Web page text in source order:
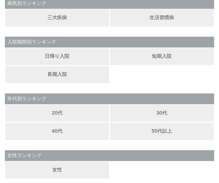
病気別ランキング
三大疾病 生活習慣病
入院期間別ランキング
日帰り入院 短期入院
長期入院
年代別ランキング
20代 30代
40代 50代以上
女性ランキング
女性